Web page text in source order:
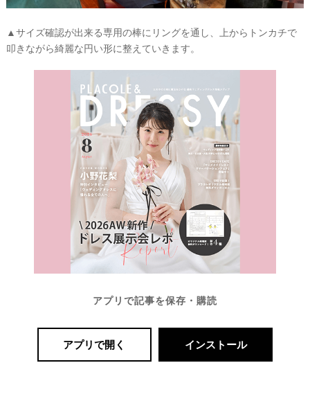
▲サイズ確認が出来る専用の棒にリングを通し、上からトンカチで
叩きながら綺麗な円い形に整えていきます。
アプリで記事を保存・購読
アプリで開く インストール